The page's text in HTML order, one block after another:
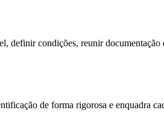
definir condições, reunir documentação
de forma rigorosa e enquadra